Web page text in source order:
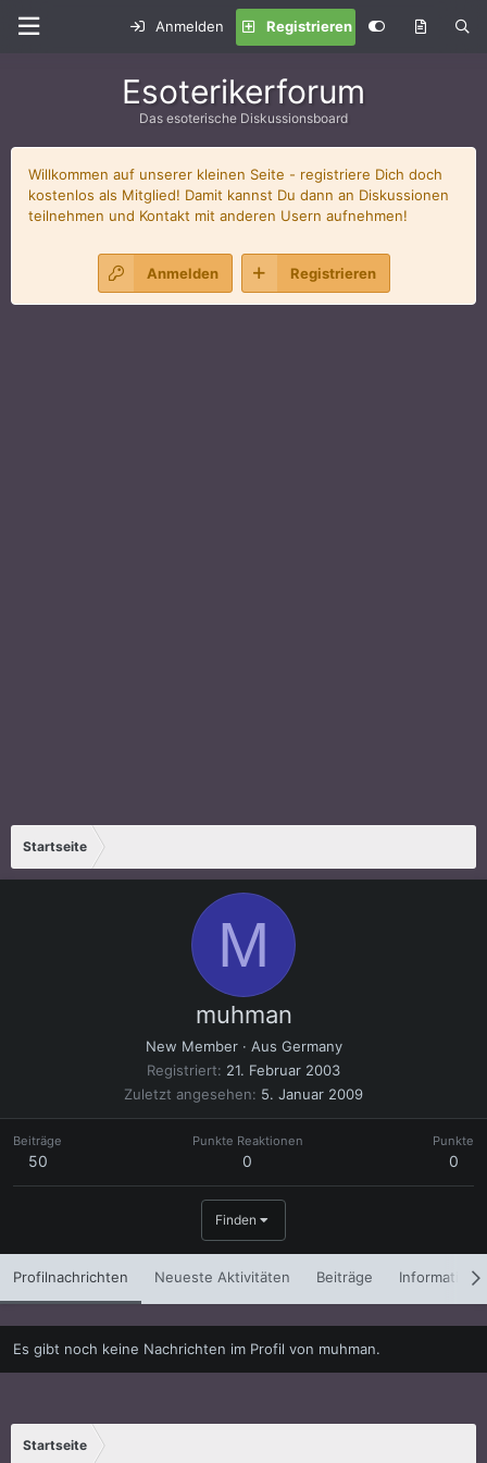
Anmelden Registrieren
Esoterikerforum
Das esoterische Diskussionsboard
Willkommen auf unserer kleinen Seite - registriere Dich doch
kostenlos als Mitglied! Damit kannst Du dann an Diskussionen
teilnehmen und Kontakt mit anderen Usern aufnehmen!
Anmelden Registrieren
Startseite
M
muhman
New Member · Aus Germany
Registriert
21. Februar 2003
Zuletzt angesehen
5. Januar 2009
Beiträge
50
Punkte Reaktionen
0
Punkte
0
Finden
Profilnachrichten Neueste Aktivitäten Beiträge
Es gibt noch keine Nachrichten im Profil von muhman.
Startseite